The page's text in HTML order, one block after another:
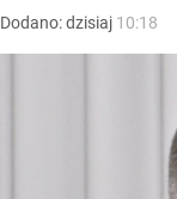
Dodano:dzisiaj 10:18